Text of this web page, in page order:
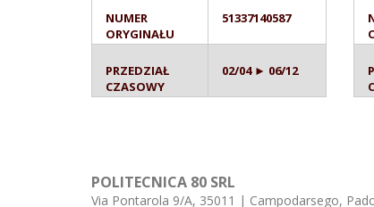
NUMER
ORYGINAŁU
51337140587
PRZEDZIAŁ
CZASOWY
02/04 ► 06/12
POLITECNICA 80 SRL
Via Pontarola 9/A, 35011 | Campodarsego,